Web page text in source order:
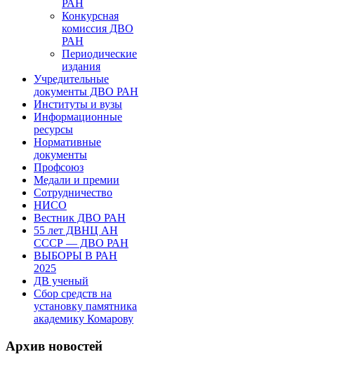
РАН
Конкурсная
комиссия ДВО
РАН
Периодические
издания
Учредительные
документы ДВО РАН
Институты и вузы
Информационные
ресурсы
Нормативные
документы
Профсоюз
Медали и премии
Сотрудничество
НИСО
Вестник ДВО РАН
55 лет ДВНЦ АН
СССР — ДВО РАН
ВЫБОРЫ В РАН
2025
ДВ ученый
Сбор средств на
установку памятника
академику Комарову
Архив новостей